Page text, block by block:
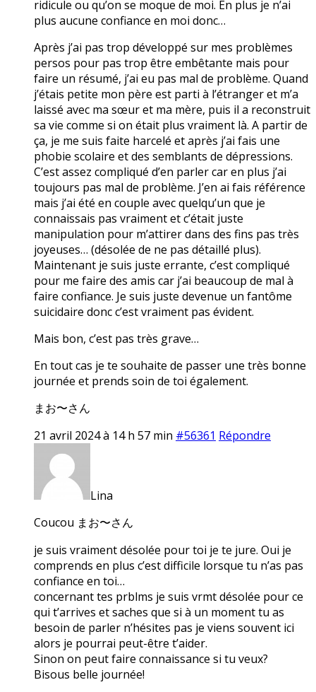
ridicule ou qu’on se moque de moi. En plus je n’ai
plus aucune confiance en moi donc…
Après j’ai pas trop développé sur mes problèmes
persos pour pas trop être embêtante mais pour
faire un résumé, j’ai eu pas mal de problème. Quand
j’étais petite mon père est parti à l’étranger et m’a
laissé avec ma sœur et ma mère, puis il a reconstruit
sa vie comme si on était plus vraiment là. A partir de
ça, je me suis faite harcelé et après j’ai fais une
phobie scolaire et des semblants de dépressions.
C’est assez compliqué d’en parler car en plus j’ai
toujours pas mal de problème. J’en ai fais référence
mais j’ai été en couple avec quelqu’un que je
connaissais pas vraiment et c’était juste
manipulation pour m’attirer dans des fins pas très
joyeuses… (désolée de ne pas détaillé plus).
Maintenant je suis juste errante, c’est compliqué
pour me faire des amis car j’ai beaucoup de mal à
faire confiance. Je suis juste devenue un fantôme
suicidaire donc c’est vraiment pas évident.
Mais bon, c’est pas très grave…
En tout cas je te souhaite de passer une très bonne
journée et prends soin de toi également.
まお〜さん
21 avril 2024 à 14 h 57 min #56361 Répondre
Lina
Coucou まお〜さん
je suis vraiment désolée pour toi je te jure. Oui je
comprends en plus c’est difficile lorsque tu n’as pas
confiance en toi…
concernant tes prblms je suis vrmt désolée pour ce
qui t’arrives et saches que si à un moment tu as
besoin de parler n’hésites pas je viens souvent ici
alors je pourrai peut-être t’aider.
Sinon on peut faire connaissance si tu veux?
Bisous belle journée!